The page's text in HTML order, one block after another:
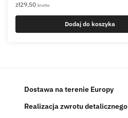
zł29,50 brutto
Dodaj do koszyka
Dostawa na terenie Europy
Realizacja zwrotu detalicznego